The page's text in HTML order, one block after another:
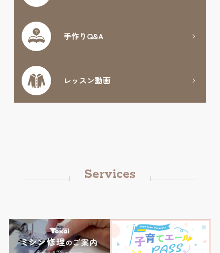
手作りQ&A
レッスン動画
Services